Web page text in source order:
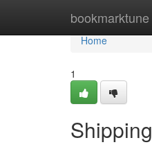
bookmarktune
Home
Home
1